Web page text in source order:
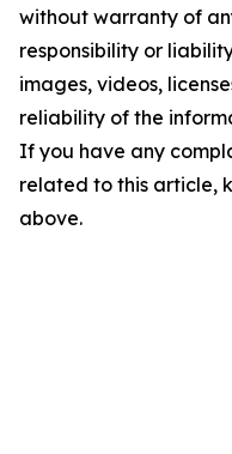
without warranty of
responsibility or
images, videos,
reliability of the
If you have any
related to this article,
above.